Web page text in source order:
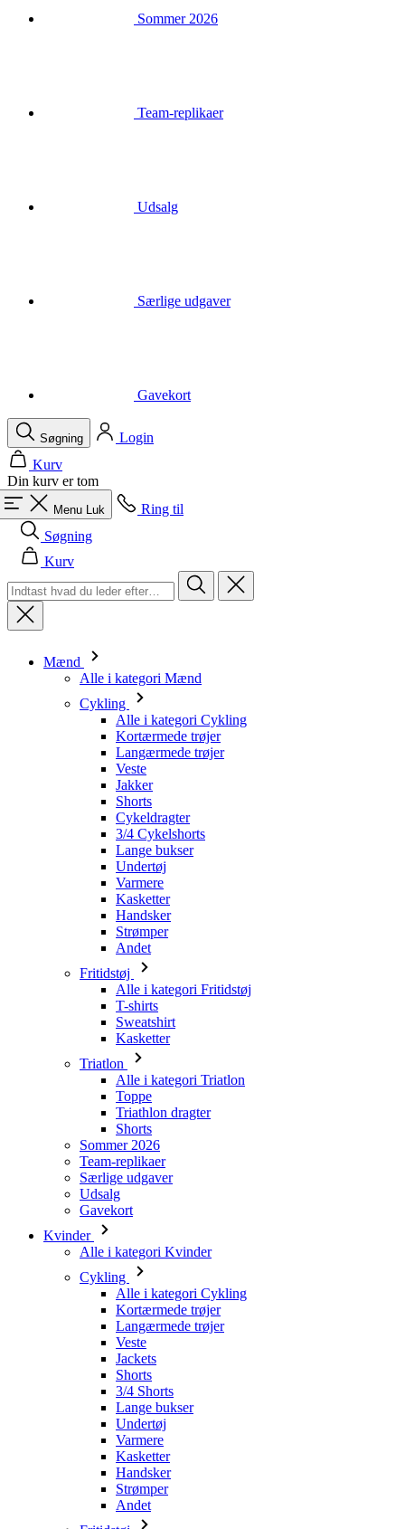
Din kurv er tom
Menu Luk
Ring til
Kurv
Mænd
Alle i kategori Mænd
Langærmede trøjer
Veste
Jakker
Shorts
Cykeldragter
3/4 Cykelshorts
Lange bukser
Undertøj
Varmere
Kasketter
Handsker
Strømper
Andet
Fritidstøj
Alle i kategori Fritidstøj
T-shirts
Sweatshirt
Kasketter
Triatlon
Alle i kategori Triatlon
Toppe
Triathlon dragter
Shorts
Sommer 2026
Team-replikaer
Særlige udgaver
Udsalg
Gavekort
Kvinder
Alle i kategori Kvinder
Cykling
Alle i kategori Cykling
Langærmede trøjer
Veste
Jackets
Shorts
3/4 Shorts
Lange bukser
Undertøj
Varmere
Kasketter
Handsker
Strømper
Andet
Fritidstøj
Alle i kategori Fritidstøj
T-Shirts
Sweatshirt
Kasketter